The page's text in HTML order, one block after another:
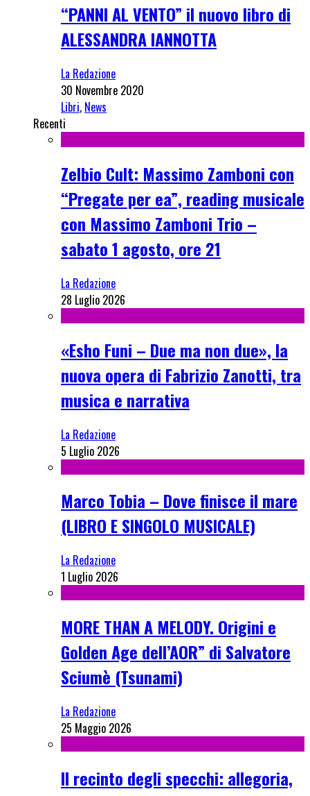
“PANNI AL VENTO” il nuovo libro di
ALESSANDRA IANNOTTA
La Redazione
30 Novembre 2020
Libri, News
Recenti
Zelbio Cult: Massimo Zamboni con
“Pregate per ea”, reading musicale
con Massimo Zamboni Trio –
sabato 1 agosto, ore 21
La Redazione
28 Luglio 2026
«Esho Funi – Due ma non due», la
nuova opera di Fabrizio Zanotti, tra
musica e narrativa
La Redazione
5 Luglio 2026
Marco Tobia – Dove finisce il mare
(LIBRO E SINGOLO MUSICALE)
La Redazione
1 Luglio 2026
MORE THAN A MELODY. Origini e
Golden Age dell’AOR” di Salvatore
Sciumè (Tsunami)
La Redazione
25 Maggio 2026
Il recinto degli specchi: allegoria,